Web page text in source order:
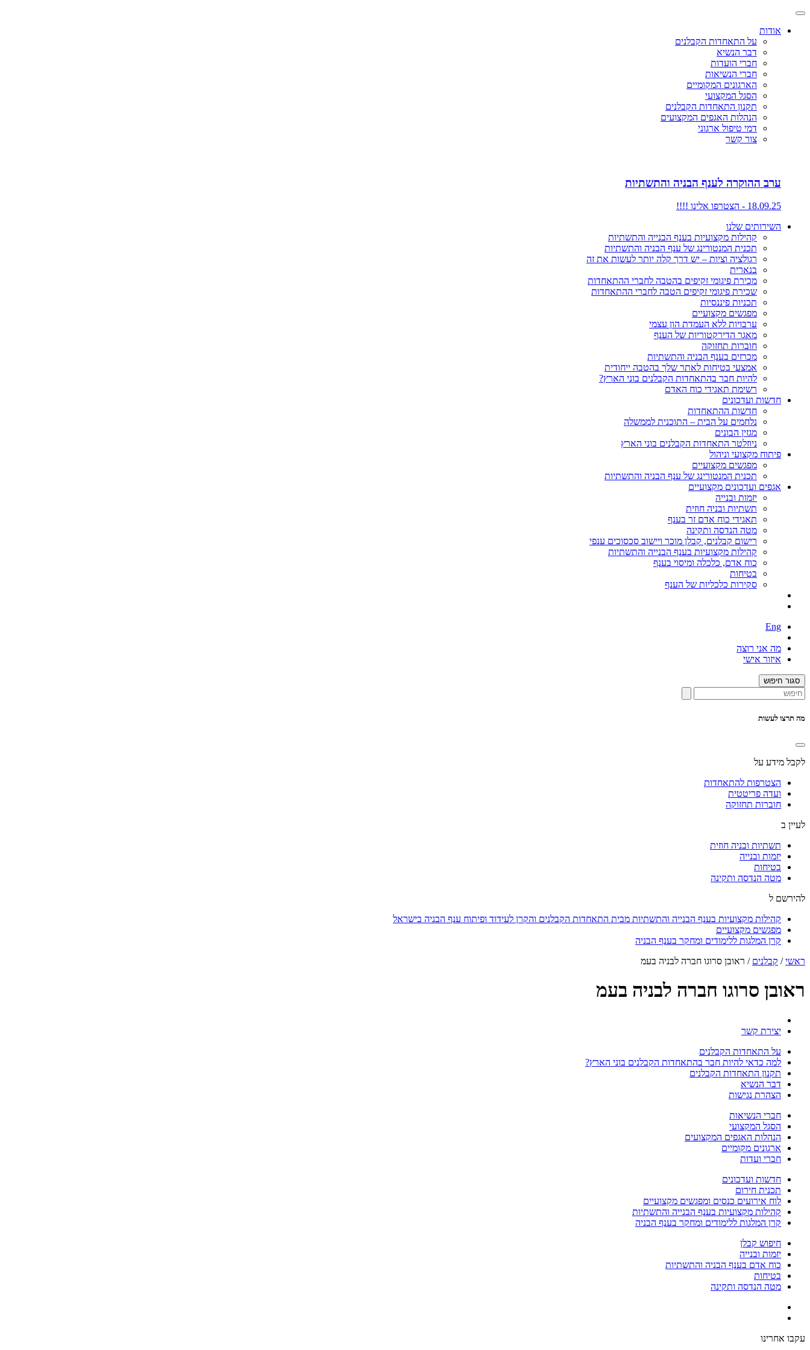
אודות
על התאחדות הקבלנים
דבר הנשיא
חברי הועדות
חברי הנשיאות
הארגונים המקומיים
הסגל המקצועי
תקנון התאחדות הקבלנים
הנהלות האגפים המקצועים
דמי טיפול ארגוני
צור קשר
ערב ההוקרה לענף הבניה והתשתיות
18.09.25 - הצטרפו אלינו !!!!
השירותים שלנו
קהילות מקצועיות בענף הבנייה והתשתיות
תכנית המנטורינג של ענף הבניה והתשתיות
רגולציה וציות – יש דרך קלה יותר לעשות את זה
בנארית
מכירת פיגומי זקיפים בהטבה לחברי ההתאחדות
שכירת פיגומי זקיפים הטבה לחברי ההתאחדות
תכניות פיננסיות
מפגשים מקצועיים
ערבויות ללא העמדת הון עצמי
מאגר הדירקטוריות של הענף
חוברות תחזוקה
מכרזים בענף הבניה והתשתיות
אמצעי בטיחות לאתר שלך בהטבה ייחודית
להיות חבר בהתאחדות הקבלנים בוני הארץ?
רשימת תאגידי כוח האדם
חדשות ועדכונים
חדשות ההתאחדות
נלחמים על הבית – התוכנית לממשלה
מגזין הבונים
ניוזלטר התאחדות הקבלנים בוני הארץ
פיתוח מקצועי וניהול
מפגשים מקצועיים
תכנית המנטורינג של ענף הבניה והתשתיות
אגפים ועדכונים מקצועיים
יזמות ובנייה
תשתיות ובניה חוזית
תאגידי כוח אדם זר בענף
מטה הנדסה ותקינה
רישום קבלנים, קבלן מוכר ויישוב סכסוכים ענפי
קהילות מקצועיות בענף הבנייה והתשתיות
כוח אדם, כלכלה ומיסוי בענף
בטיחות
סקירות כלכליות של הענף
Eng
מה אני רוצה
איזור אישי
סגור חיפוש
מה תרצו לעשות
לקבל מידע על
הצטרפות להתאחדות
ועדה פריטטית
חוברות תחזוקה
לעיין ב
תשתיות ובניה חוזית
יזמות ובנייה
בטיחות
מטה הנדסה ותקינה
להירשם ל
קהילות מקצועיות בענף הבנייה והתשתיות מבית התאחדות הקבלנים והקרן לעידוד ופיתוח ענף הבניה בישראל
מפגשים מקצועיים
קרן המלגות ללימודים ומחקר בענף הבניה
ראשי/ קבלנים / ראובן סרוגו חברה לבניה בעמ
ראובן סרוגו חברה לבניה בעמ
יצירת קשר
על התאחדות הקבלנים
למה כדאי להיות חבר בהתאחדות הקבלנים בוני הארץ?
תקנון התאחדות הקבלנים
דבר הנשיא
הצהרת נגישות
חברי הנשיאות
הסגל המקצועי
הנהלות האגפים המקצועים
ארגונים מקומיים
חברי ועדות
חדשות ועדכונים
תכנית חירום
לוח אירועים כנסים ומפגשים מקצועיים
קהילות מקצועיות בענף הבנייה והתשתיות
קרן המלגות ללימודים ומחקר בענף הבניה
חיפוש קבלן
יזמות ובנייה
כוח אדם בענף הבניה והתשתיות
בטיחות
מטה הנדסה ותקינה
עקבו אחרינו